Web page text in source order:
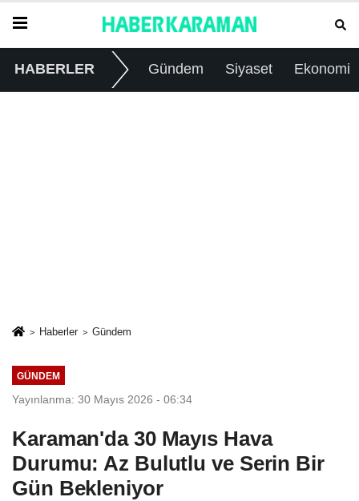
HABERLER Gündem Siyaset Ekonomi
Haberler Gündem
GÜNDEM
Yayınlanma: 30 Mayıs 2026 - 06:34
Karaman'da 30 Mayıs Hava
Durumu: Az Bulutlu ve Serin Bir
Gün Bekleniyor